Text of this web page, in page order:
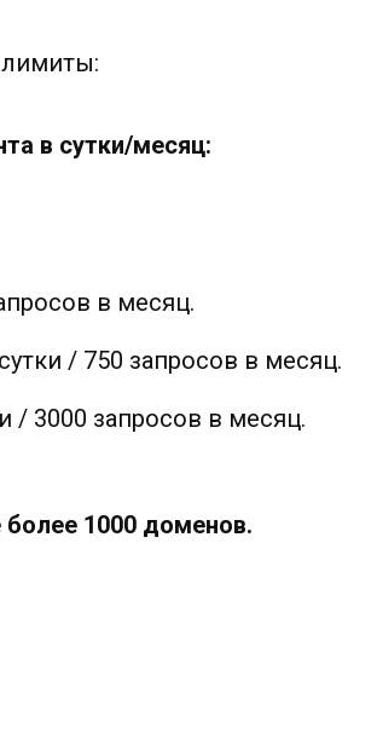
в сутки/месяц:
в месяц.
/ 750 запросов в месяц.
/ 3000 запросов в месяц.
более 1000 доменов.